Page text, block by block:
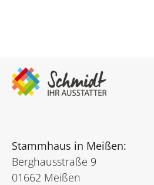
Stammhaus in Meißen:
Berghausstraße 9
01662 Meißen